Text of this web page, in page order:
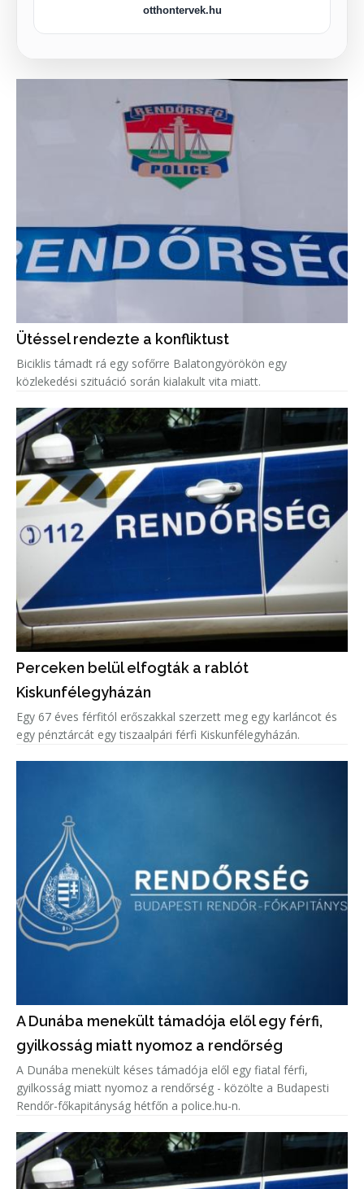
otthontervek.hu
Ütéssel rendezte a konfliktust
Biciklis támadt rá egy sofőrre Balatongyörökön egy
közlekedési szituáció során kialakult vita miatt.
Perceken belül elfogták a rablót
Kiskunfélegyházán
Egy 67 éves férfitól erőszakkal szerzett meg egy karláncot és
egy pénztárcát egy tiszaalpári férfi Kiskunfélegyházán.
A Dunába menekült támadója elől egy férfi,
gyilkosság miatt nyomoz a rendőrség
A Dunába menekült késes támadója elől egy fiatal férfi,
gyilkosság miatt nyomoz a rendőrség - közölte a Budapesti
Rendőr-főkapitányság hétfőn a police.hu-n.